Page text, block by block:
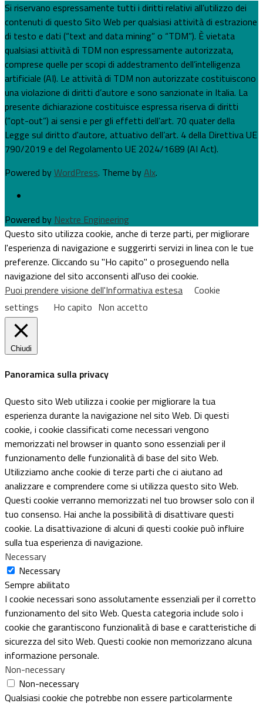
Si riservano espressamente tutti i diritti relativi all’utilizzo dei
contenuti di questo Sito Web per qualsiasi attività di estrazione
di testo e dati (“text and data mining” o “TDM”). È vietata
qualsiasi attività di TDM non espressamente autorizzata,
comprese quelle per scopi di addestramento dell’intelligenza
artificiale (AI). Le attività di TDM non autorizzate costituiscono
una violazione di diritti d’autore e sono sanzionate in Italia. La
presente dichiarazione costituisce espressa riserva di diritti
(“opt-out”) ai sensi e per gli effetti dell’art. 70 quater della
Legge sul diritto d'autore, attuativo dell’art. 4 della Direttiva UE
790/2019 e del Regolamento UE 2024/1689 (AI Act).
Powered byWordPress. Theme byAlx.
Powered by Nextre Engineering
Questo sito utilizza cookie, anche di terze parti, per migliorare
l'esperienza di navigazione e suggerirti servizi in linea con le tue
preferenze. Cliccando su "Ho capito" o proseguendo nella
navigazione del sito acconsenti all'uso dei cookie.
Puoi prendere visione dell'Informativa estesa
Cookie
settings
Ho capito Non accetto
Chiudi
Panoramica sulla privacy
Questo sito Web utilizza i cookie per migliorare la tua
esperienza durante la navigazione nel sito Web. Di questi
cookie, i cookie classificati come necessari vengono
memorizzati nel browser in quanto sono essenziali per il
funzionamento delle funzionalità di base del sito Web.
Utilizziamo anche cookie di terze parti che ci aiutano ad
analizzare e comprendere come si utilizza questo sito Web.
Questi cookie verranno memorizzati nel tuo browser solo con il
tuo consenso. Hai anche la possibilità di disattivare questi
cookie. La disattivazione di alcuni di questi cookie può influire
sulla tua esperienza di navigazione.
Necessary
Necessary
Sempre abilitato
I cookie necessari sono assolutamente essenziali per il corretto
funzionamento del sito Web. Questa categoria include solo i
cookie che garantiscono funzionalità di base e caratteristiche di
sicurezza del sito Web. Questi cookie non memorizzano alcuna
informazione personale.
Non-necessary
Non-necessary
Qualsiasi cookie che potrebbe non essere particolarmente